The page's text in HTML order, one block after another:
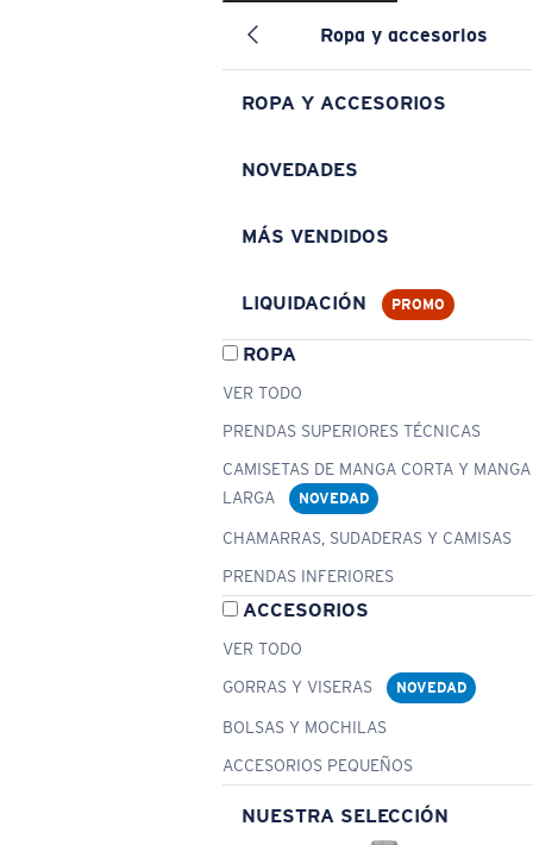
Ropa y accesorios
ROPA Y ACCESORIOS
NOVEDADES
MÁS VENDIDOS
LIQUIDACIÓN PROMO
ROPA
VER TODO
PRENDAS SUPERIORES TÉCNICAS
CAMISETAS DE MANGA CORTA Y MANGA
LARGA
NOVEDAD
CHAMARRAS, SUDADERAS Y CAMISAS
PRENDAS INFERIORES
ACCESORIOS
VER TODO
GORRAS Y VISERAS
NOVEDAD
BOLSAS Y MOCHILAS
ACCESORIOS PEQUEÑOS
NUESTRA SELECCIÓN